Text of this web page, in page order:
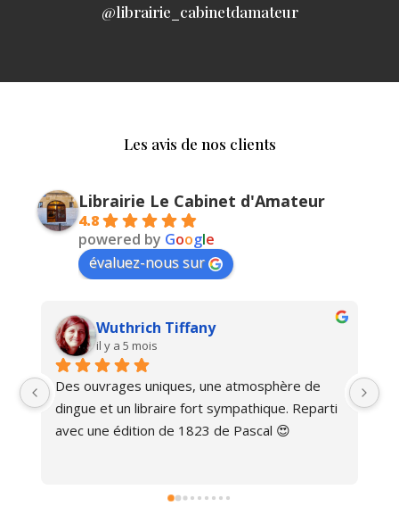
@librairie_cabinetdamateur
Les avis de nos clients
Librairie Le Cabinet d'Amateur
4.8
powered by Google
évaluez-nous sur
Wuthrich Tiffany
il y a 5 mois
Des ouvrages uniques, une atmosphère de
dingue et un libraire fort sympathique. Reparti
avec une édition de 1823 de Pascal 😍